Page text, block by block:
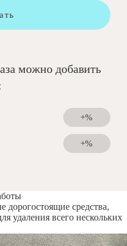
можно добавить
+%
+%
средства,
удаления всего нескольких